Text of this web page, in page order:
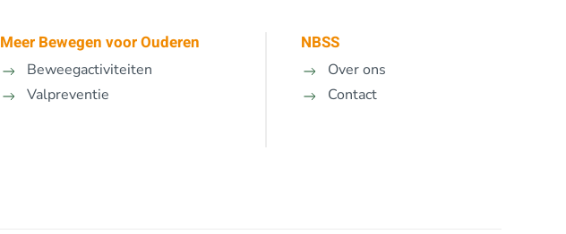
Meer Bewegen voor Ouderen
Beweegactiviteiten
Valpreventie
NBSS
Over ons
Contact